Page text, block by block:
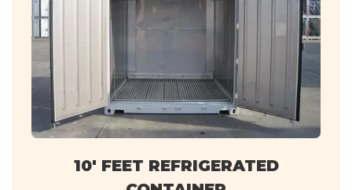
10' FEET REFRIGERATED